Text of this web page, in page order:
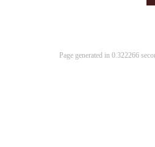
Page generated in 0.322266